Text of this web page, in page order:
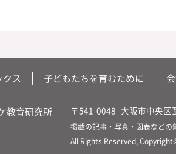
クス 子どもたちを育むために
教育研究所 〒541-0048 大阪市中央区
掲載の記事・写真・図表などの
All Rights Reserved,